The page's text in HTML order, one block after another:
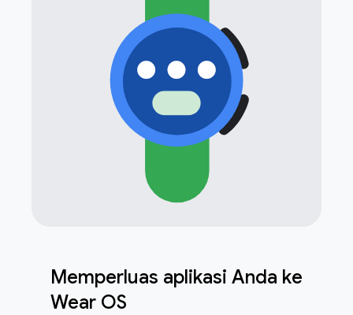
Memperluas aplikasi Anda ke
Wear OS